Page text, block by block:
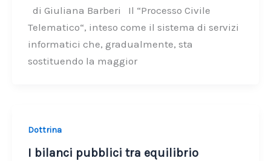
di Giuliana Barberi Il “Processo Civile
Telematico“, inteso come il sistema di servizi
informatici che, gradualmente, sta
sostituendo la maggior
Dottrina
I bilanci pubblici tra equilibrio